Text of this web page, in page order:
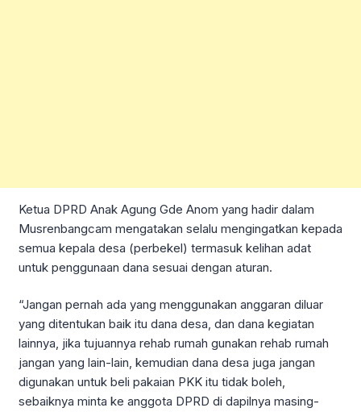
Ketua DPRD Anak Agung Gde Anom yang hadir dalam
Musrenbangcam mengatakan selalu mengingatkan kepada
semua kepala desa (perbekel) termasuk kelihan adat
untuk penggunaan dana sesuai dengan aturan.
“Jangan pernah ada yang menggunakan anggaran diluar
yang ditentukan baik itu dana desa, dan dana kegiatan
lainnya, jika tujuannya rehab rumah gunakan rehab rumah
jangan yang lain-lain, kemudian dana desa juga jangan
digunakan untuk beli pakaian PKK itu tidak boleh,
sebaiknya minta ke anggota DPRD di dapilnya masing-